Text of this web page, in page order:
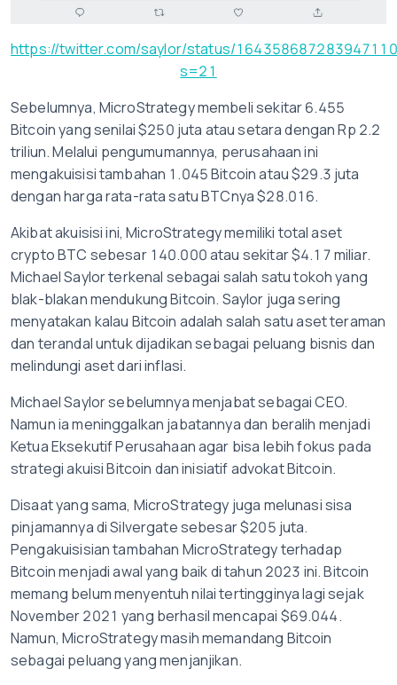
https://twitter.com/saylor/status/
s=21
Sebelumnya, MicroStrategy membeli sekitar 6.455
Bitcoin yang senilai $250 juta atau setara dengan Rp 2.2
triliun. Melalui pengumumannya, perusahaan ini
mengakuisisi tambahan 1.045 Bitcoin atau $29.3 juta
dengan harga rata-rata satu BTCnya $28.016.
Akibat akuisisi ini, MicroStrategy memiliki total aset
crypto BTC sebesar 140.000 atau sekitar $4.17 miliar.
Michael Saylor terkenal sebagai salah satu tokoh yang
blak-blakan mendukung Bitcoin. Saylor juga sering
menyatakan kalau Bitcoin adalah salah satu aset teraman
dan terandal untuk dijadikan sebagai peluang bisnis dan
melindungi aset dari inflasi.
Michael Saylor sebelumnya menjabat sebagai CEO.
Namun ia meninggalkan jabatannya dan beralih menjadi
Ketua Eksekutif Perusahaan agar bisa lebih fokus pada
strategi akuisi Bitcoin dan inisiatif advokat Bitcoin.
Disaat yang sama, MicroStrategy juga melunasi sisa
pinjamannya di Silvergate sebesar $205 juta.
Pengakuisisian tambahan MicroStrategy terhadap
Bitcoin menjadi awal yang baik di tahun 2023 ini. Bitcoin
memang belum menyentuh nilai tertingginya lagi sejak
November 2021 yang berhasil mencapai $69.044.
Namun, MicroStrategy masih memandang Bitcoin
sebagai peluang yang menjanjikan.